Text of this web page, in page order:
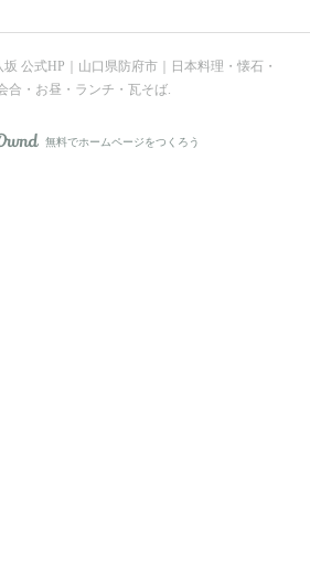
坂 公式HP｜山口県防府市｜日本料理・懐石・
合・お昼・ランチ・瓦そば.
AmebaOwnd
無料でホームページをつくろう